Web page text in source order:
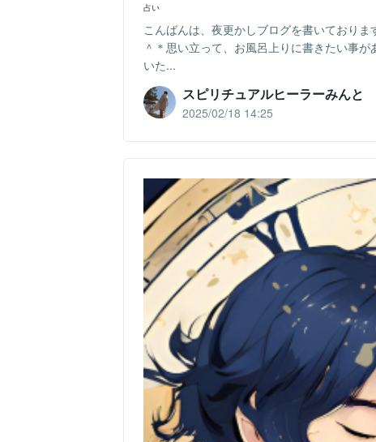
占い
こんばんは、夜更かしブログを書いており
＾＊思い立って、お風呂上りに書きたい事
いた...
スピリチュアルヒーラーみんと
2025/02/18 14:25